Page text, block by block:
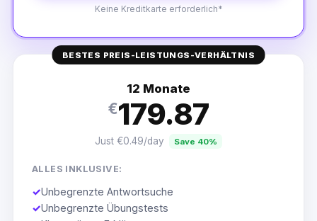
Keine Kreditkarte erforderlich*
BESTES PREIS-LEISTUNGS-VERHÄLTNIS
12 Monate
€179.87
Just €0.49/day Save 40%
ALLES INKLUSIVE:
✓Unbegrenzte Antwortsuche
✓Unbegrenzte Übungstests